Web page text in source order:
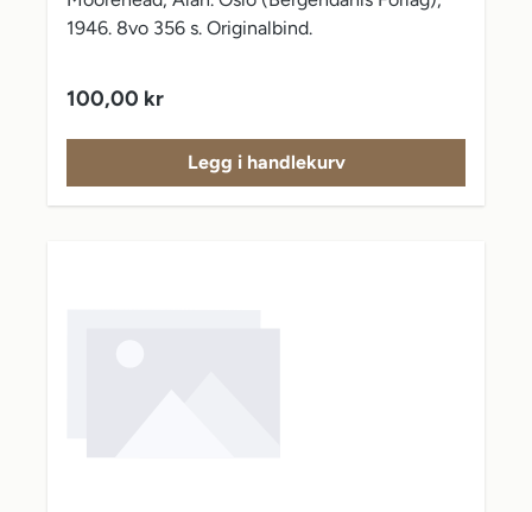
1946. 8vo 356 s. Originalbind.
Vanlig pris:
100,00 kr
Legg i handlekurv